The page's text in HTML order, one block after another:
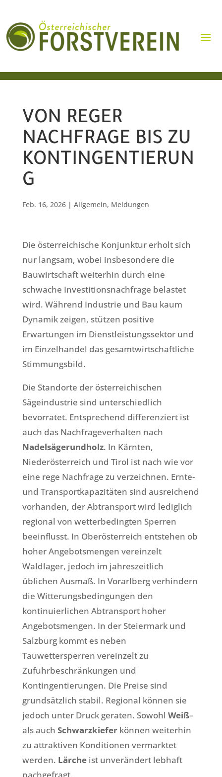
VON REGER
NACHFRAGE BIS ZU
KONTINGENTIERUN
G
Feb. 16, 2026| Allgemein, Meldungen
Die österreichische Konjunktur erholt sich
nur langsam, wobei insbesondere die
Bauwirtschaft weiterhin durch eine
schwache Investitionsnachfrage belastet
wird. Während Industrie und Bau kaum
Dynamik zeigen, stützen positive
Erwartungen im Dienstleistungssektor und
im Einzelhandel das gesamtwirtschaftliche
Stimmungsbild.
Die Standorte der österreichischen
Sägeindustrie sind unterschiedlich
bevorratet. Entsprechend differenziert ist
auch das Nachfrageverhalten nach
Nadelsägerundholz. In Kärnten,
Niederösterreich und Tirol ist nach wie vor
eine rege Nachfrage zu verzeichnen. Ernte-
und Transportkapazitäten sind ausreichend
vorhanden, der Abtransport wird lediglich
regional von wetterbedingten Sperren
beeinflusst. In Oberösterreich entstehen ob
hoher Angebotsmengen vereinzelt
Waldlager, jedoch im jahreszeitlich
üblichen Ausmaß. In Vorarlberg verhindern
die Witterungsbedingungen den
kontinuierlichen Abtransport hoher
Angebotsmengen. In der Steiermark und
Salzburg kommt es neben
Tauwettersperren vereinzelt zu
Zufuhrbeschränkungen und
Kontingentierungen. Die Preise sind
grundsätzlich stabil. Regional können sie
jedoch unter Druck geraten. Sowohl Weiß–
als auch Schwarzkieferkönnen weiterhin
zu attraktiven Konditionen vermarktet
werden. Lärcheist unverändert lebhaft